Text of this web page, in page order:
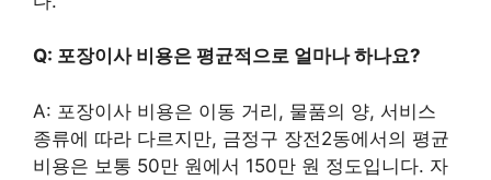
Q: 포장이사 비용은 평균적으로 얼마나 하나요?
A: 포장이사 비용은 이동 거리, 물품의 양, 서비스
종류에 따라 다르지만, 금정구 장전2동에서의 평균
비용은 보통 50만 원에서 150만 원 정도입니다. 자